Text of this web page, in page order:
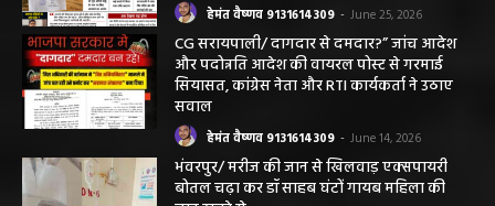
हेमंत वैष्णव 9131614309 - June 25, 2026
CG सरायपाली/ दागदार से दमदार?” जांच आदेश
और पदोन्नति आदेश की वायरल पोस्ट से गरमाई
सियासत, कांग्रेस नेता और RTI कार्यकर्ता ने उठाए
सवाल
हेमंत वैष्णव 9131614309 - June 14, 2026
भंवरपुर/ मरीज की जान से खिलवाड़ एक्सपायरी
बोतल चढ़ा कर डॉ साहब घंटों गायब महिला की